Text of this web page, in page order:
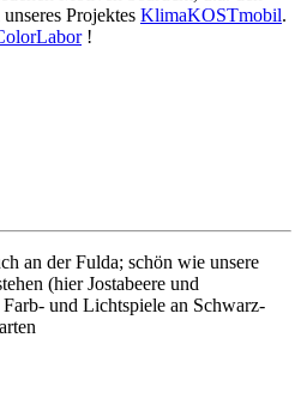
Projektes KlimaKOSTmobil.
!
an der Fulda; schön wie unsere
(hier Jostabeere und
und Lichtspiele an Schwarz-